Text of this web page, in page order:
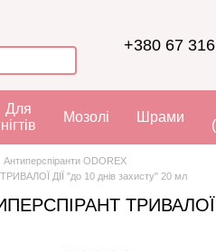
+380 67
Для
нігтів
Мозолі Шрами
Антиперспіранти ODOREX
ДІЇ "до 10 днів захисту" 20 мл
ТРИВАЛОЇ